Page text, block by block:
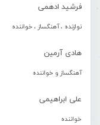
فرشید ادهمی
نوازنده ، آهنگساز ، خواننده
هادی آرمین
آهنگساز و خواننده
علی ابراهیمی
خواننده